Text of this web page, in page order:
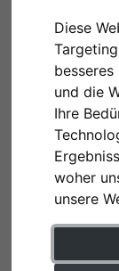
Diese
und die
Ihre
woher
unsere
Zurück